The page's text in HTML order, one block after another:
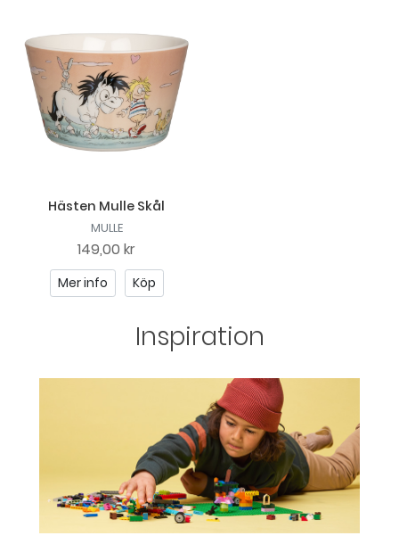
Hästen Mulle Skål
MULLE
149,00 kr
Mer info Köp
Inspiration